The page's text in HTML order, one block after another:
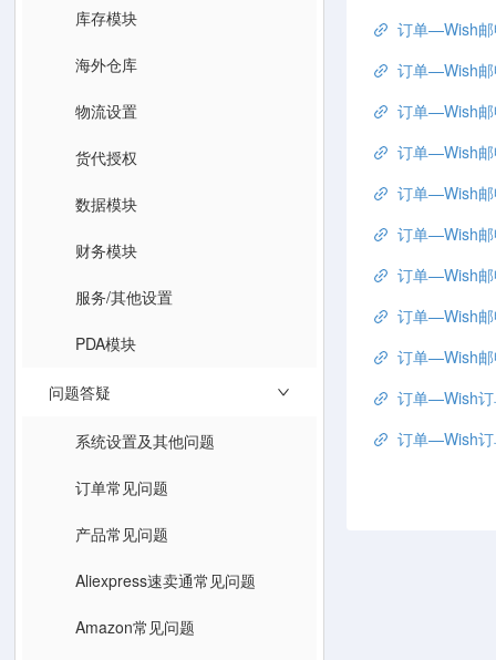
库存模块
海外仓库
物流设置
货代授权
数据模块
财务模块
服务/其他设置
PDA模块
问题答疑
系统设置及其他问题
订单常见问题
产品常见问题
Aliexpress速卖通常见问题
Amazon常见问题
订单—Wish邮
订单—Wish邮
订单—Wish邮
订单—Wish邮
订单—Wish邮
订单—Wish邮
订单—Wish邮
订单—Wish邮
订单—Wish邮
订单—Wish订
订单—Wish订